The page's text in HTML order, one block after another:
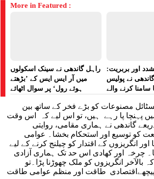
More in Featured :
راہل گاندھی نے سینک اسکولوں
میں آر ایس ایس کے ’بڑھتے
ہوئے رول‘ پر سوال اٹھائے
اور بربریت:
نے پولیس
سامنا کرنے والے
مصنوعات کو بڑے فخر کے ساتھ بین
میں پہنچا پا رہے ہیں، تو اس لیے کہ اس وقت
گاندھی نے ہماری مقامی، روایتی
کو توسیع اور استحکام بخشا۔ عوامی
انگریزوں کے اقتدار کو چیلنج کرنے کے لیے
چرخہ اور کھادی اس حد تک ہماری آزادی
بالآخر انگریزوں کو ملک چھوڑنا پڑا۔تو
طاقت اور منظم عوامی طاقت